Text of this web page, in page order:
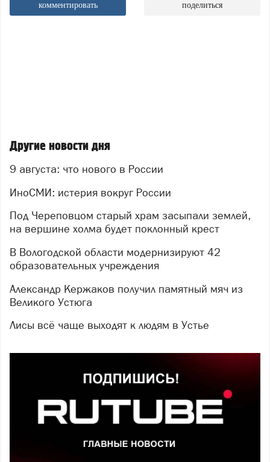
комментировать поделиться
Другие новости дня
9 августа: что нового в России
ИноСМИ: истерия вокруг России
Под Череповцом старый храм засыпали землей,
на вершине холма будет поклонный крест
В Вологодской области модернизируют 42
образовательных учреждения
Александр Кержаков получил памятный мяч из
Великого Устюга
Лисы всё чаще выходят к людям в Устье